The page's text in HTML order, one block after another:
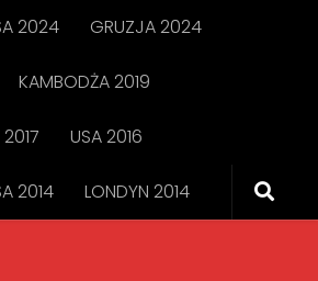
2024 GRUZJA 2024
KAMBODŻA 2019
USA 2016
2014 LONDYN 2014